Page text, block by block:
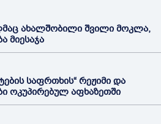
ახალშობილი შვილი მოკლა,
მიესაჯა
საფრთხის“ რეჟიმი და
ოკუპირებულ აფხაზეთში